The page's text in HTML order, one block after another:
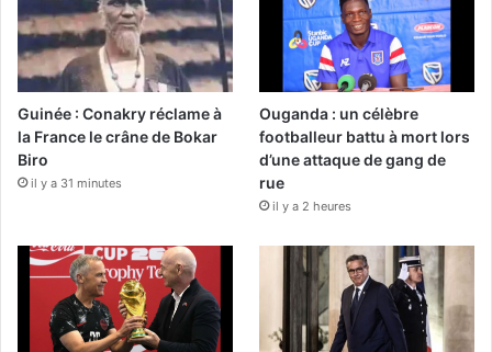
Guinée : Conakry réclame à
la France le crâne de Bokar
Biro
il y a 31 minutes
Ouganda : un célèbre
footballeur battu à mort lors
d’une attaque de gang de
rue
il y a 2 heures